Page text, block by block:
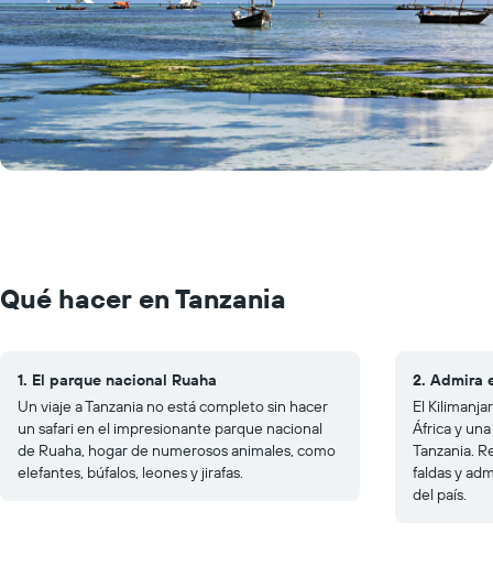
Qué hacer en Tanzania
1. El parque nacional Ruaha
Un viaje a Tanzania no está completo sin hacer
un safari en el impresionante parque nacional
de Ruaha, hogar de numerosos animales, como
elefantes, búfalos, leones y jirafas.
2. Admira
El
África y
Tanzania.
faldas y
del país.